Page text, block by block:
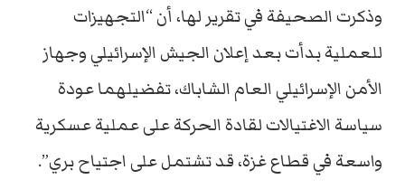
وذكرت الصحيفة في تقرير لها، أن “التجهيزات
للعملية بدأت بعد إعلان الجيش الإسرائيلي وجهاز
الأمن الإسرائيلي العام الشاباك، تفضيلهما عودة
سياسة الاغتيالات لقادة الحركة على عملية عسكرية
واسعة في قطاع غزة، قد تشتمل على اجتياح بري”.